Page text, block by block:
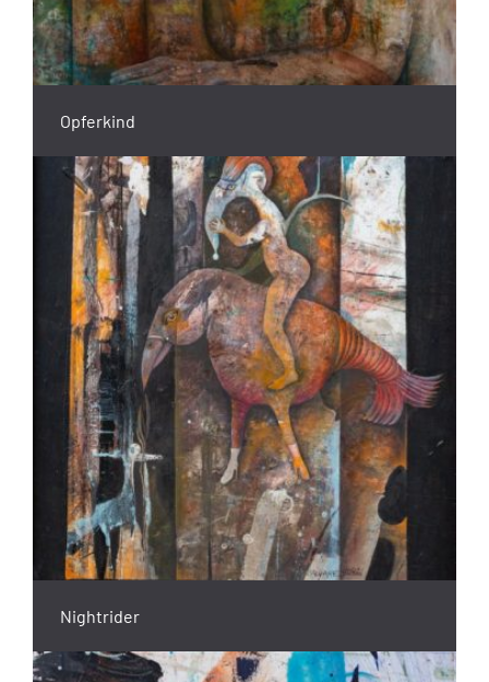
Opferkind
Nightrider